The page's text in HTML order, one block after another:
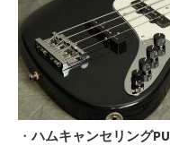
・ハムキャンセリングPU